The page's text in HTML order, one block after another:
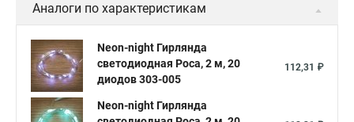
Аналоги по характеристикам
Neon-night Гирлянда
светодиодная Роса, 2 м, 20
диодов 303-005
112,31 ₽
Neon-night Гирлянда